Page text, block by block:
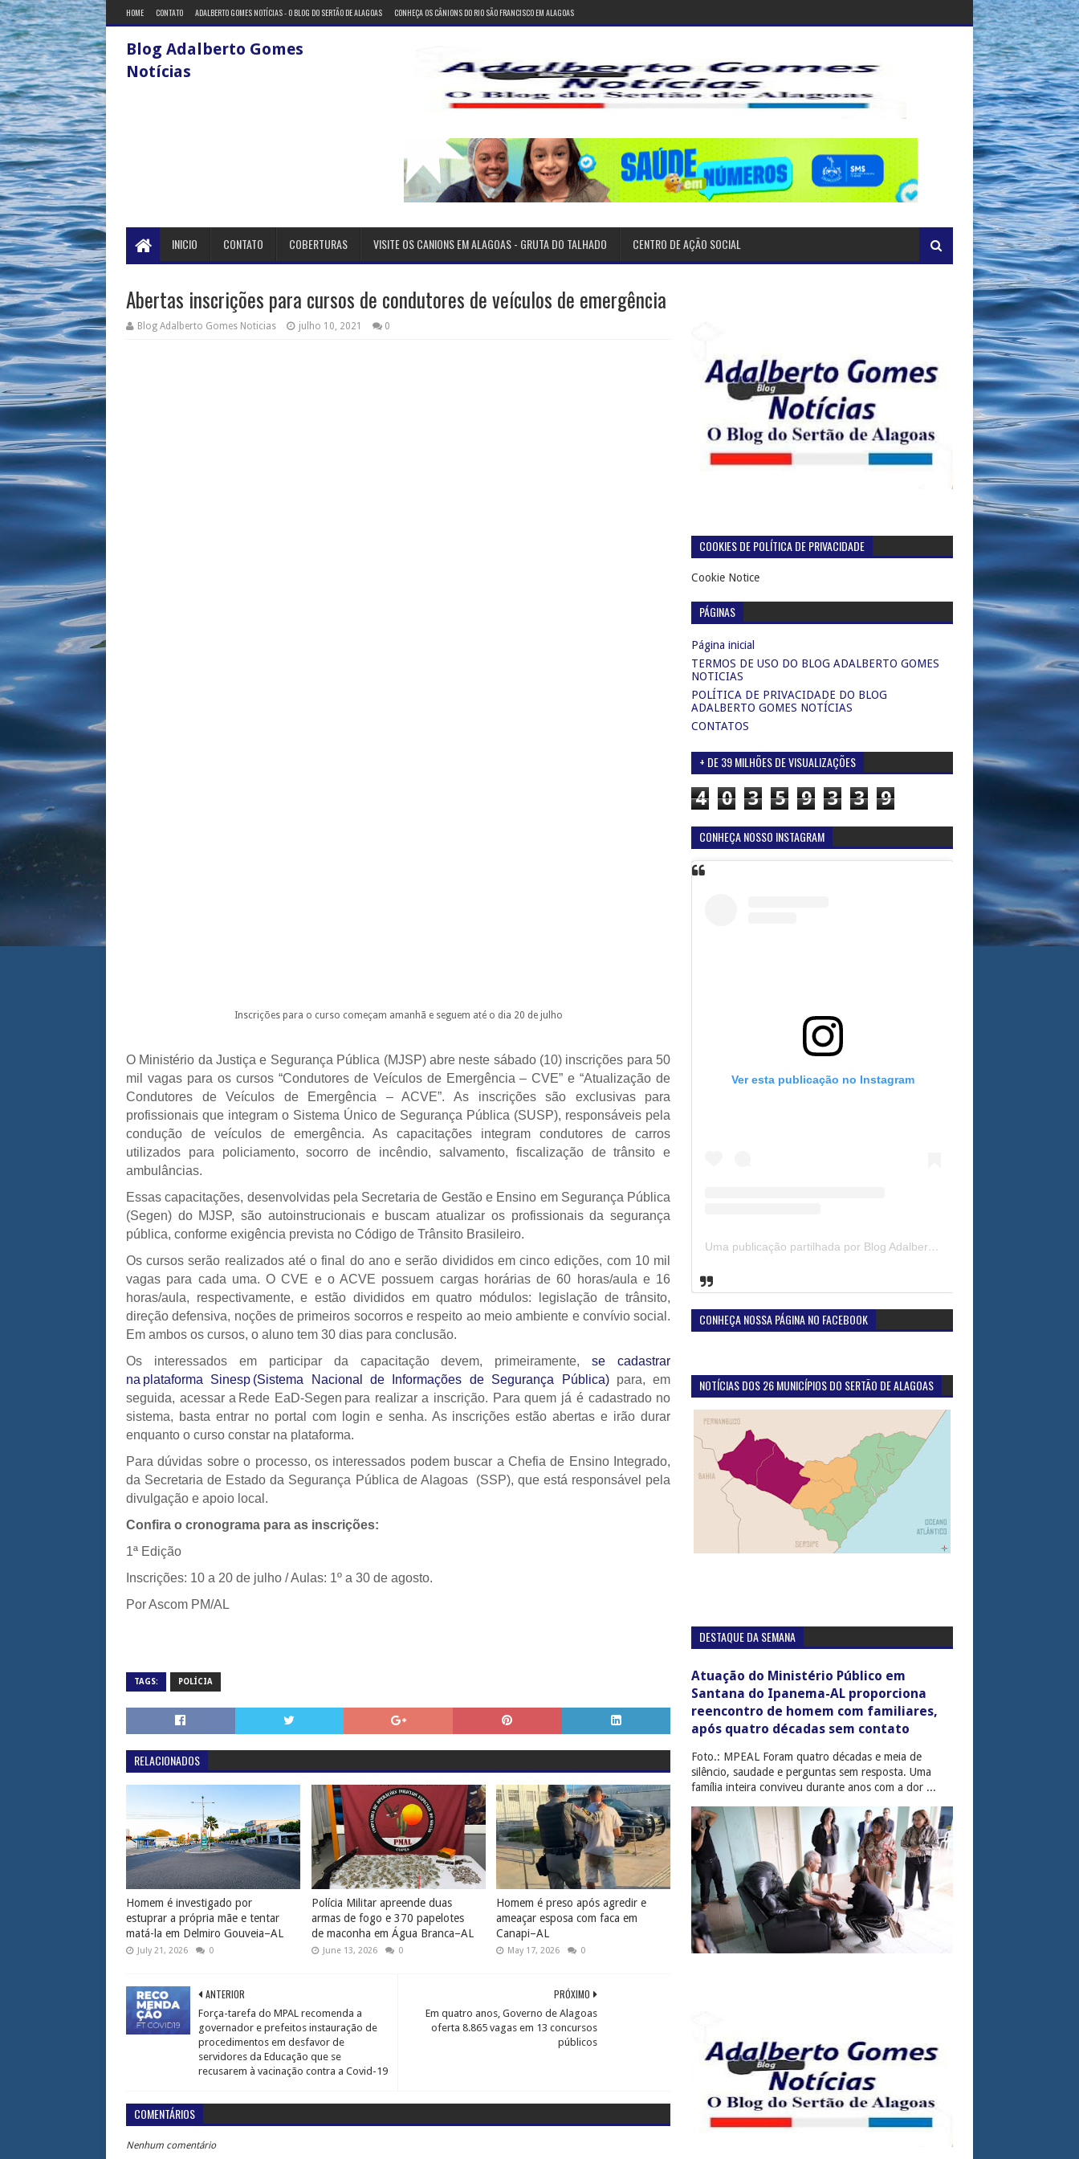
HOME CONTATO ADALBERTO GOMES NOTÍCIAS - O BLOG DO SERTÃO DE ALAGOAS CONHEÇA OS CÂNIONS DO RIO SÃO FRANCISCO EM ALAGOAS
Blog Adalberto Gomes
Notícias
INICIO CONTATO COBERTURAS VISITE OS CANIONS EM ALAGOAS - GRUTA DO TALHADO CENTRO DE AÇÃO SOCIAL
Abertas inscrições para cursos de condutores de veículos de emergência
Blog Adalberto Gomes Noticias julho 10, 2021 0
Inscrições para o curso começam amanhã e seguem até o dia 20 de julho
O Ministério da Justiça e Segurança Pública (MJSP) abre neste sábado (10) inscrições para 50
mil vagas para os cursos “Condutores de Veículos de Emergência – CVE” e “Atualização de
Condutores de Veículos de Emergência – ACVE”. As inscrições são exclusivas para
profissionais que integram o Sistema Único de Segurança Pública (SUSP), responsáveis pela
condução de veículos de emergência. As capacitações integram condutores de carros
utilizados para policiamento, socorro de incêndio, salvamento, fiscalização de trânsito e
ambulâncias.
Essas capacitações, desenvolvidas pela Secretaria de Gestão e Ensino em Segurança Pública
(Segen) do MJSP, são autoinstrucionais e buscam atualizar os profissionais da segurança
pública, conforme exigência prevista no Código de Trânsito Brasileiro.
Os cursos serão realizados até o final do ano e serão divididos em cinco edições, com 10 mil
vagas para cada uma. O CVE e o ACVE possuem cargas horárias de 60 horas/aula e 16
horas/aula, respectivamente, e estão divididos em quatro módulos: legislação de trânsito,
direção defensiva, noções de primeiros socorros e respeito ao meio ambiente e convívio social.
Em ambos os cursos, o aluno tem 30 dias para conclusão.
Os interessados em participar da capacitação devem, primeiramente,se cadastrar
na plataforma Sinesp (Sistema Nacional de Informações de Segurança Pública)para, em
seguida, acessar a Rede EaD-Segen para realizar a inscrição. Para quem já é cadastrado no
sistema, basta entrar no portal com login e senha. As inscrições estão abertas e irão durar
enquanto o curso constar na plataforma.
Para dúvidas sobre o processo, os interessados podem buscar a Chefia de Ensino Integrado,
da Secretaria de Estado da Segurança Pública de Alagoas (SSP), que está responsável pela
divulgação e apoio local.
Confira o cronograma para as inscrições:
1ª Edição
Inscrições: 10 a 20 de julho / Aulas: 1º a 30 de agosto.
Por Ascom PM/AL
TAGS: POLÍCIA
RELACIONADOS
Homem é investigado por
estuprar a própria mãe e tentar
matá-la em Delmiro Gouveia–AL
July 21, 2026 0
Polícia Militar apreende duas
armas de fogo e 370 papelotes
de maconha em Água Branca–AL
June 13, 2026 0
Homem é preso após agredir e
ameaçar esposa com faca em
Canapi–AL
May 17, 2026 0
PRÓXIMO
Em quatro anos, Governo de Alagoas
oferta 8.865 vagas em 13 concursos
públicos
ANTERIOR
Força-tarefa do MPAL recomenda a
governador e prefeitos instauração de
procedimentos em desfavor de
servidores da Educação que se
recusarem à vacinação contra a Covid-19
COMENTÁRIOS
Nenhum comentário
COOKIES DE POLÍTICA DE PRIVACIDADE
Cookie Notice
PÁGINAS
Página inicial
TERMOS DE USO DO BLOG ADALBERTO GOMES
NOTICIAS
POLÍTICA DE PRIVACIDADE DO BLOG
ADALBERTO GOMES NOTÍCIAS
CONTATOS
+ DE 39 MILHÕES DE VISUALIZAÇÕES
4 0 3 5 9 3 3 9
CONHEÇA NOSSO INSTAGRAM
Ver esta publicação no Instagram
Uma publicação partilhada por Blog Adalberto Gomes Noticias (@blogadalbertogomesnoticiass)
CONHEÇA NOSSA PÁGINA NO FACEBOOK
NOTÍCIAS DOS 26 MUNICÍPIOS DO SERTÃO DE ALAGOAS
DESTAQUE DA SEMANA
Atuação do Ministério Público em
Santana do Ipanema-AL proporciona
reencontro de homem com familiares,
após quatro décadas sem contato
Foto.: MPEAL Foram quatro décadas e meia de
silêncio, saudade e perguntas sem resposta. Uma
família inteira conviveu durante anos com a dor ...